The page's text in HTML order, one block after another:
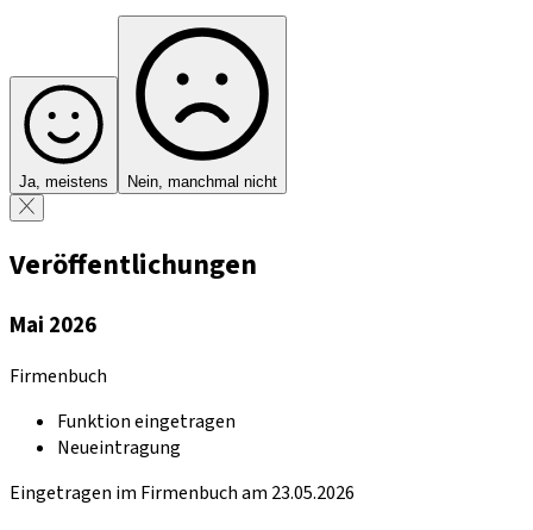
Ja, meistens Nein, manchmal nicht
Veröffentlichungen
Mai 2026
Firmenbuch
Funktion eingetragen
Neueintragung
Eingetragen im Firmenbuch am 23.05.2026